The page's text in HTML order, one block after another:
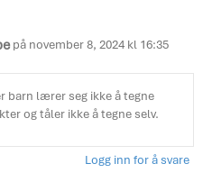
på november 8, 2024 kl 16:35
barn lærer seg ikke å tegne
og tåler ikke å tegne selv.
Logg inn for å svare